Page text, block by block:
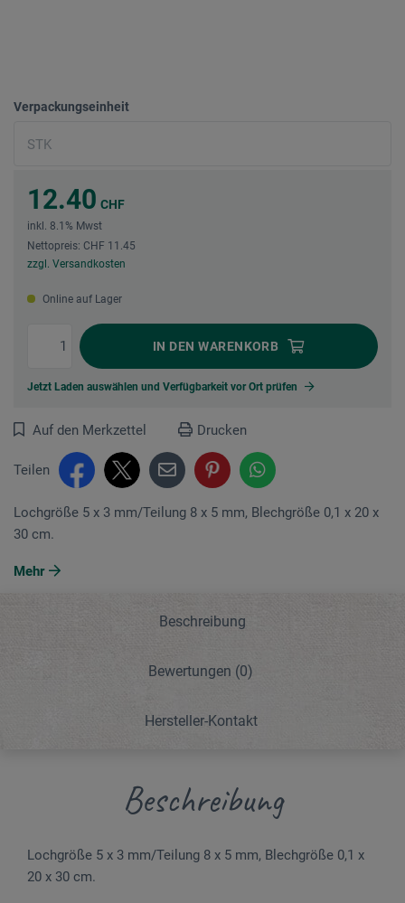
Verpackungseinheit
12.40 CHF
inkl. 8.1% Mwst
Nettopreis: CHF 11.45
zzgl. Versandkosten
Online auf Lager
IN DEN WARENKORB
Jetzt Laden auswählen und Verfügbarkeit vor Ort prüfen
Auf den Merkzettel Drucken
Teilen
Lochgröße 5 x 3 mm/Teilung 8 x 5 mm, Blechgröße 0,1 x 20 x
30 cm.
Mehr
Beschreibung
Bewertungen (0)
Hersteller-Kontakt
Beschreibung
Lochgröße 5 x 3 mm/Teilung 8 x 5 mm, Blechgröße 0,1 x
20 x 30 cm.